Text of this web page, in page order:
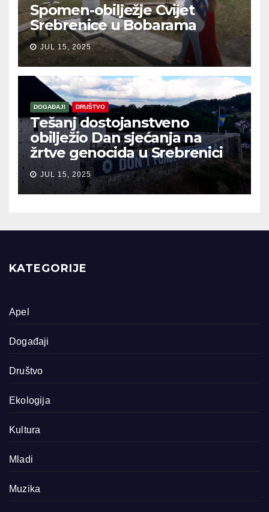
Spomen-obilježje Cvijet
Srebrenice u Bobarama
JUL 15, 2025
DOGAĐAJI DRUŠTVO
Tešanj dostojanstveno
obilježio Dan sjećanja na
žrtve genocida u Srebrenici
JUL 15, 2025
KATEGORIJE
Apel
Događaji
Društvo
Ekologija
Kultura
Mladi
Muzika